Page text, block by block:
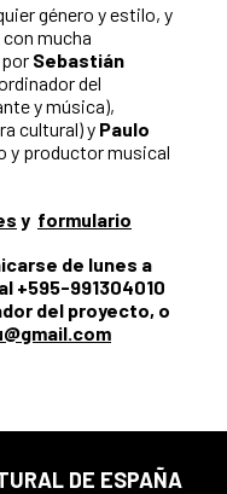
género y estilo, y
mucha
Sebastián
del
y música),
cultural) y Paulo
y productor musical
y formulario
de lunes a
+595-991304010
del proyecto, o
DE ESPAÑA